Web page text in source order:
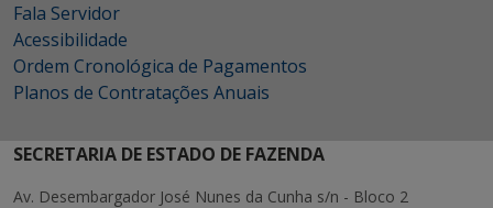
Fala Servidor
Acessibilidade
Ordem Cronológica de Pagamentos
Planos de Contratações Anuais
SECRETARIA DE ESTADO DE FAZENDA
Av. Desembargador José Nunes da Cunha s/n - Bloco 2